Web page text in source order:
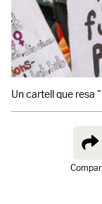
Un cartell que resa